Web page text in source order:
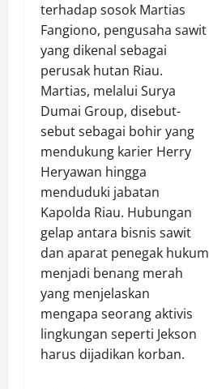
terhadap sosok Martias
Fangiono, pengusaha sawit
yang dikenal sebagai
perusak hutan Riau.
Martias, melalui Surya
Dumai Group, disebut-
sebut sebagai bohir yang
mendukung karier Herry
Heryawan hingga
menduduki jabatan
Kapolda Riau. Hubungan
gelap antara bisnis sawit
dan aparat penegak hukum
menjadi benang merah
yang menjelaskan
mengapa seorang aktivis
lingkungan seperti Jekson
harus dijadikan korban.